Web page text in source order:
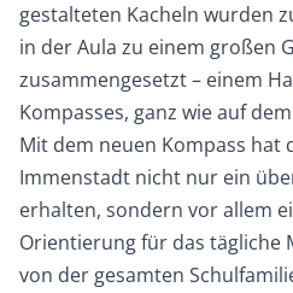
gestalteten Kacheln wurden
in der Aula zu einem großen
zusammengesetzt – einem
Kompasses, ganz wie auf
Mit dem neuen Kompass hat
Immenstadt nicht nur ein
erhalten, sondern vor allem
Orientierung für das tägliche
von der gesamten